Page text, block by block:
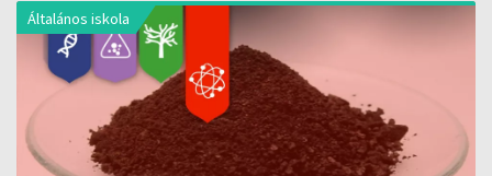
Általános iskola